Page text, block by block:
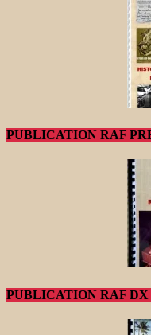
PUBLICATION RAF
PUBLICATION RAF